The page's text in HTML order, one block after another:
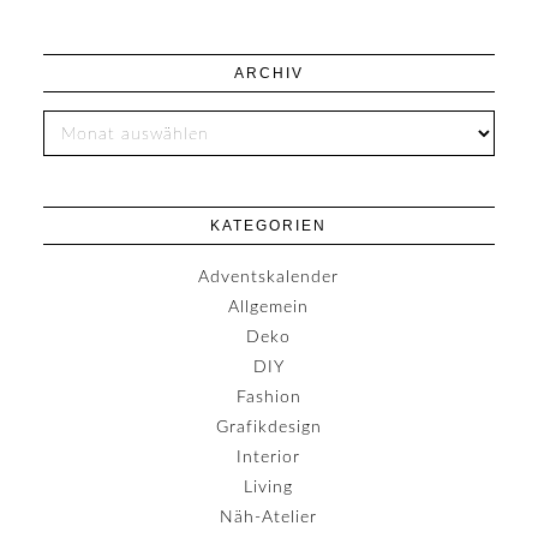
ARCHIV
KATEGORIEN
Adventskalender
Allgemein
Deko
DIY
Fashion
Grafikdesign
Interior
Living
Näh-Atelier